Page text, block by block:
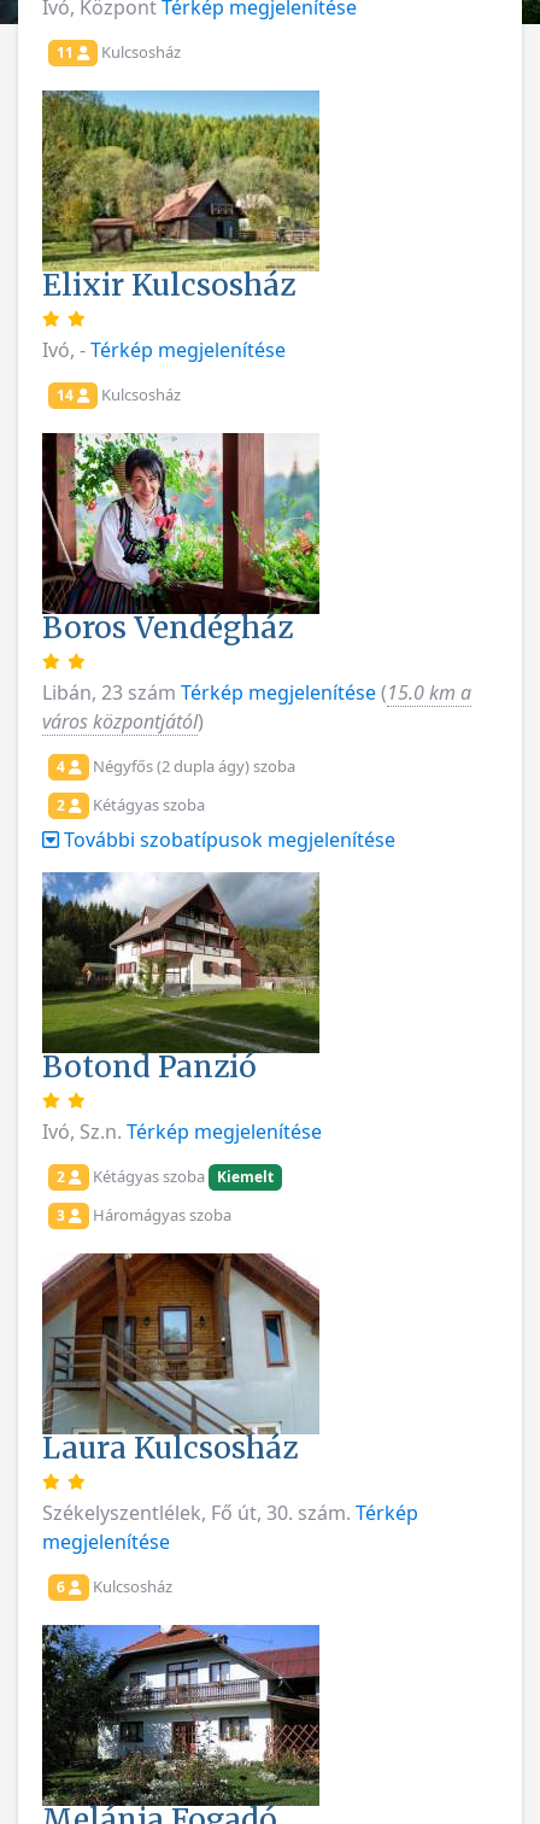
Ivó, KözpontTérkép megjelenítése
11 Kulcsosház
Elixir Kulcsosház
Ivó, -Térkép megjelenítése
14 Kulcsosház
Boros Vendégház
Libán, 23 szám Térkép megjelenítése(15.0 km a
város központjától)
4 Négyfős (2 dupla ágy) szoba
2 Kétágyas szoba
További szobatípusok megjelenítése
Botond Panzió
Ivó, Sz.n. Térkép megjelenítése
2 Kétágyas szoba
Kiemelt
3
Háromágyas szoba
Laura Kulcsosház
Székelyszentlélek, Fő út, 30. szám. Térkép
megjelenítése
6 Kulcsosház